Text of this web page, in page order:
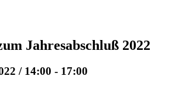
Jahresabschluß 2022
/ 14:00 - 17:00